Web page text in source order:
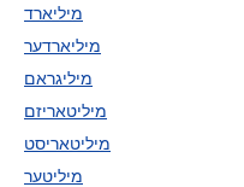
מיליארד
מיליארדער
מיליגראם
מיליטאריזם
מיליטאריסט
מיליטער